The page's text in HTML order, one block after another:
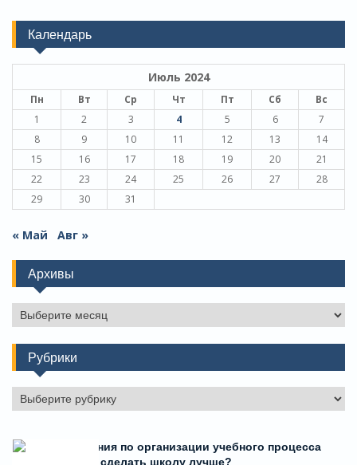
Календарь
Июль 2024
Пн Вт Ср Чт Пт Сб
Вс
1
2 3 4 5 6
7
8
9 10 11 12 13
14
15
16 17 18 19 20
21
22
23 24 25 26 27
28
29
30 31
« Май Авг »
Архивы
Архивы
Рубрики
Рубрики
Есть предложения по организации учебного процесса
или знаете, как сделать школу лучше?